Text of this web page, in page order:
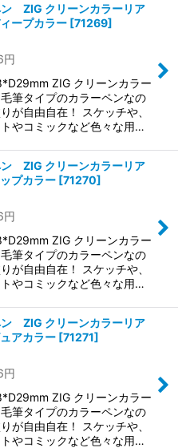
ン ZIG クリーンカラーリア
ープカラー [71269]
円
ZIG クリーンカラー
筆タイプのカラーペンなの
が自由自在！ スケッチや、
やコミックなど色々な用…
ン ZIG クリーンカラーリア
プカラー [71270]
円
ZIG クリーンカラー
筆タイプのカラーペンなの
が自由自在！ スケッチや、
やコミックなど色々な用…
ン ZIG クリーンカラーリア
アカラー [71271]
円
ZIG クリーンカラー
筆タイプのカラーペンなの
が自由自在！ スケッチや、
やコミックなど色々な用…